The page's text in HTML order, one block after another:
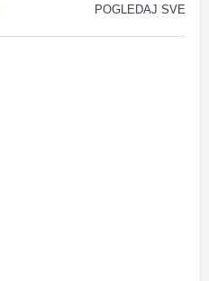
POGLEDAJ SVE